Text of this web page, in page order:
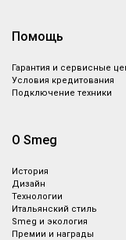
Помощь
Гарантия и сервисные
Условия кредитования
Подключение техники
О Smeg
История
Дизайн
Технологии
Итальянский стиль
Smeg и экология
Премии и награды